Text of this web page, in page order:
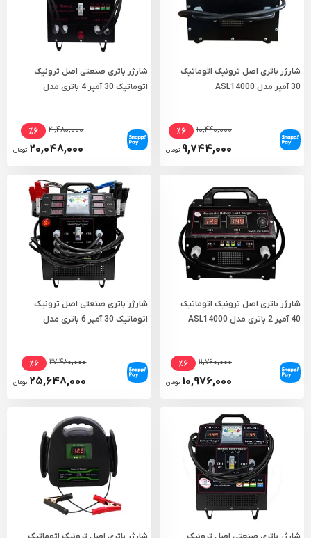
شارژر باتری اصل ترونیک اتوماتیک
30 آمپر مدل ASL14000
۱۰,۴۴۰,۰۰۰ ٪۶
۹,۷۴۴,۰۰۰ تومان
شارژر باتری صنعتی اصل ترونیک
اتوماتیک 30 آمپر 4 باتری مدل
۲۱,۴۸۰,۰۰۰ ٪۶
۲۰,۰۴۸,۰۰۰ تومان
شارژر باتری اصل ترونیک اتوماتیک
40 آمپر 2 باتری مدل ASL14000
۱۱,۷۶۰,۰۰۰ ٪۶
۱۰,۹۷۶,۰۰۰ تومان
شارژر باتری صنعتی اصل ترونیک
اتوماتیک 30 آمپر 6 باتری مدل
۲۷,۴۸۰,۰۰۰ ٪۶
۲۵,۶۴۸,۰۰۰ تومان